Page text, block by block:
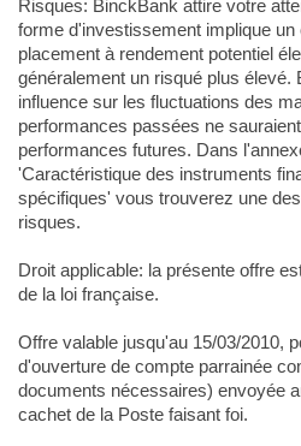
Risques: BinckBank attire votre
forme d'investissement implique un
placement à rendement potentiel
généralement un risqué plus élevé.
influence sur les fluctuations des
performances passées ne
performances futures. Dans
'Caractéristique des instruments
spécifiques' vous trouverez une
risques.
Droit applicable: la présente offre
de la loi française.
Offre valable jusqu'au 15/03/2010,
d'ouverture de compte parrainée
documents nécessaires) envoyée
cachet de la Poste faisant foi.